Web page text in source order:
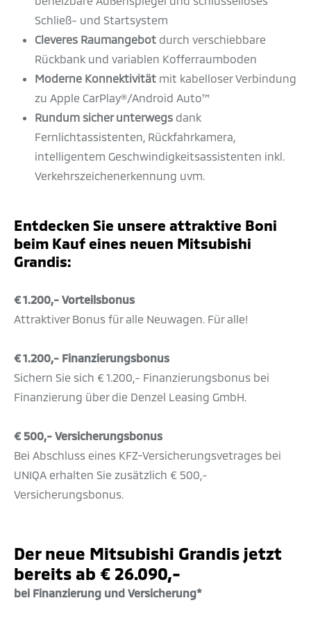
Schließ- und Startsystem
Cleveres Raumangebot durch verschiebbare
Rückbank und variablen Kofferraumboden
Moderne Konnektivität mit kabelloser Verbindung
zu Apple CarPlay®/Android Auto™
Rundum sicher unterwegs dank
Fernlichtassistenten, Rückfahrkamera,
intelligentem Geschwindigkeitsassistenten inkl.
Verkehrszeichenerkennung uvm.
Entdecken Sie unsere attraktive Boni
beim Kauf eines neuen Mitsubishi
Grandis:
€ 1.200,- Vorteilsbonus
Attraktiver Bonus für alle Neuwagen. Für alle!
€ 1.200,- Finanzierungsbonus
Sichern Sie sich € 1.200,- Finanzierungsbonus bei
Finanzierung über die Denzel Leasing GmbH.
€ 500,- Versicherungsbonus
Bei Abschluss eines KFZ-Versicherungsvetrages bei
UNIQA erhalten Sie zusätzlich € 500,-
Versicherungsbonus.
Der neue Mitsubishi Grandis jetzt
bereits ab € 26.090,-
bei Finanzierung und Versicherung*